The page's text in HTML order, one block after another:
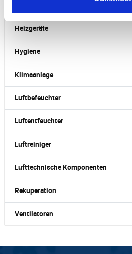
Heizgeräte
Hygiene
Klimaanlage
Luftbefeuchter
Luftentfeuchter
Luftreiniger
Lufttechnische Komponenten
Rekuperation
Ventilatoren